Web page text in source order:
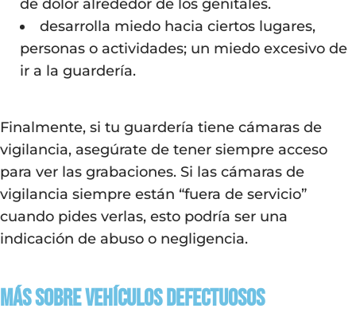
de dolor alrededor de los genitales.
desarrolla miedo hacia ciertos lugares,
personas o actividades; un miedo excesivo de
ir a la guardería.
Finalmente, si tu guardería tiene cámaras de
vigilancia, asegúrate de tener siempre acceso
para ver las grabaciones. Si las cámaras de
vigilancia siempre están “fuera de servicio”
cuando pides verlas, esto podría ser una
indicación de abuso o negligencia.
Más sobre vehículos defectuosos